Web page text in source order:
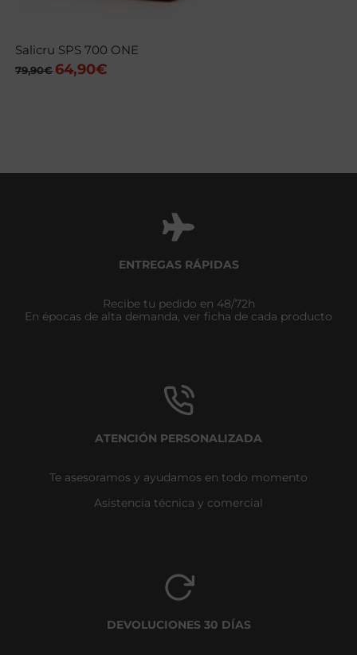
Salicru SPS 700 ONE
79,90€ El
64,90€
ENTREGAS RÁPIDAS
Recibe tu pedido en 48/72h
En épocas de alta demanda, ver ficha de cada producto
ATENCIÓN PERSONALIZADA
Te asesoramos y ayudamos en todo momento
Asistencia técnica y comercial
DEVOLUCIONES 30 DÍAS